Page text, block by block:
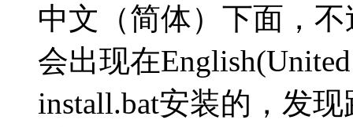
中文（简体）下面，
会出现在
install.bat安装的，发